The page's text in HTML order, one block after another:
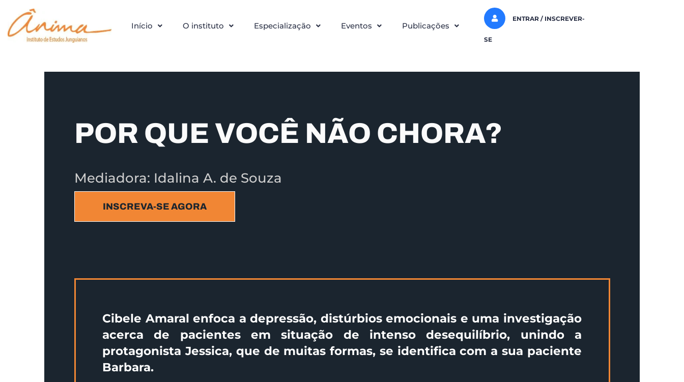
Início O instituto Especialização Eventos Publicações
ENTRAR / INSCREVER-
SE
POR QUE VOCÊ NÃO CHORA?
Mediadora: Idalina A. de Souza
INSCREVA-SE AGORA
Cibele Amaral enfoca a depressão, distúrbios emocionais e uma investigação
acerca de pacientes em situação de intenso desequilíbrio, unindo a
protagonista Jessica, que de muitas formas, se identifica com a sua paciente
Barbara.